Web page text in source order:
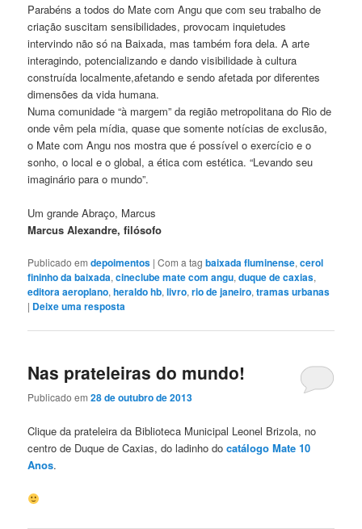
Parabéns a todos do Mate com Angu que com seu trabalho de
criação suscitam sensibilidades, provocam inquietudes
intervindo não só na Baixada, mas também fora dela. A arte
interagindo, potencializando e dando visibilidade à cultura
construída localmente,afetando e sendo afetada por diferentes
dimensões da vida humana.
Numa comunidade “à margem” da região metropolitana do Rio de
onde vêm pela mídia, quase que somente notícias de exclusão,
o Mate com Angu nos mostra que é possível o exercício e o
sonho, o local e o global, a ética com estética. “Levando seu
imaginário para o mundo”.
Um grande Abraço, Marcus
Marcus Alexandre, filósofo
Publicado em depoimentos |Com a tagbaixada fluminense,cerol
fininho da baixada,cineclube mate com angu,duque de caxias,
editora aeroplano,heraldo hb,livro,rio de janeiro,tramas urbanas
| Deixe uma resposta
Nas prateleiras do mundo!
Publicado em28 de outubro de 2013
Clique da prateleira da Biblioteca Municipal Leonel Brizola, no
centro de Duque de Caxias, do ladinho docatálogo Mate 10
Anos.